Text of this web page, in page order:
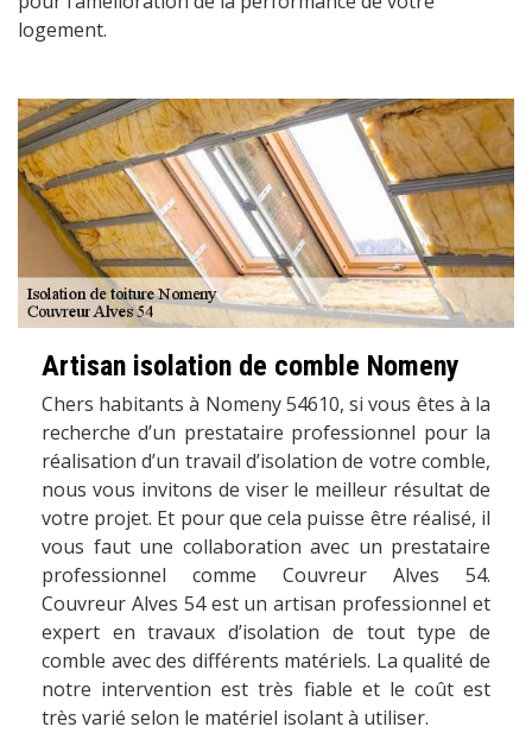
logement.
Artisan isolation de comble Nomeny
Chers habitants à Nomeny 54610, si vous êtes à la
recherche d’un prestataire professionnel pour la
réalisation d’un travail d’isolation de votre comble,
nous vous invitons de viser le meilleur résultat de
votre projet. Et pour que cela puisse être réalisé, il
vous faut une collaboration avec un prestataire
professionnel comme Couvreur Alves 54.
Couvreur Alves 54 est un artisan professionnel et
expert en travaux d’isolation de tout type de
comble avec des différents matériels. La qualité de
notre intervention est très fiable et le coût est
très varié selon le matériel isolant à utiliser.